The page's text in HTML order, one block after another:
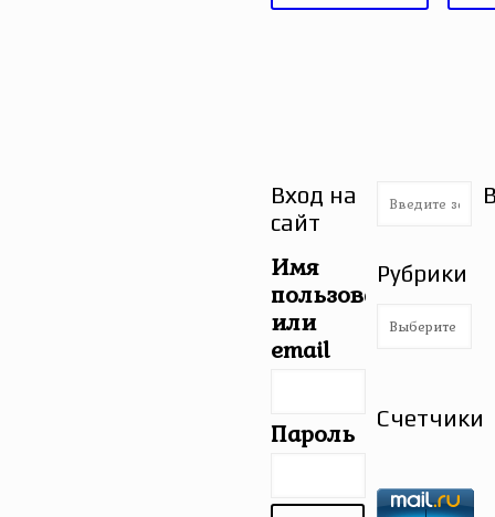
Вход на
сайт
Имя
пользователя
или
email
Пароль
Рубрики
Рубрики
Счетчики